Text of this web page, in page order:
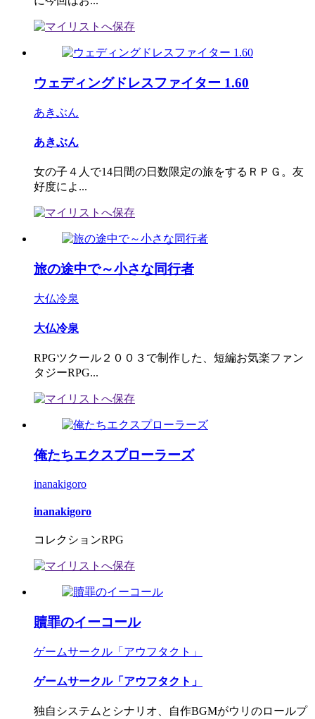
ウェディングドレスファイター 1.60
あきぶん
あきぶん
女の子４人で14日間の日数限定の旅をするＲＰＧ。友
好度によ...
旅の途中で～小さな同行者
大仏冷泉
大仏冷泉
RPGツクール２００３で制作した、短編お気楽ファン
タジーRPG...
俺たちエクスプローラーズ
inanakigoro
inanakigoro
コレクションRPG
贖罪のイーコール
ゲームサークル「アウフタクト」
ゲームサークル「アウフタクト」
独自システムとシナリオ、自作BGMがウリのロールプ